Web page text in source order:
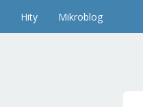
Hity Mikroblog